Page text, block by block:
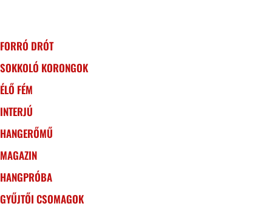
FORRÓ DRÓT
SOKKOLÓ KORONGOK
ÉLŐ FÉM
INTERJÚ
HANGERŐMŰ
MAGAZIN
HANGPRÓBA
GYŰJTŐI CSOMAGOK